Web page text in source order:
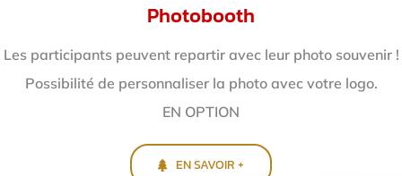
Photobooth
Les participants peuvent repartir avec leur photo souvenir !
Possibilité de personnaliser la photo avec votre logo.
EN OPTION
EN SAVOIR +